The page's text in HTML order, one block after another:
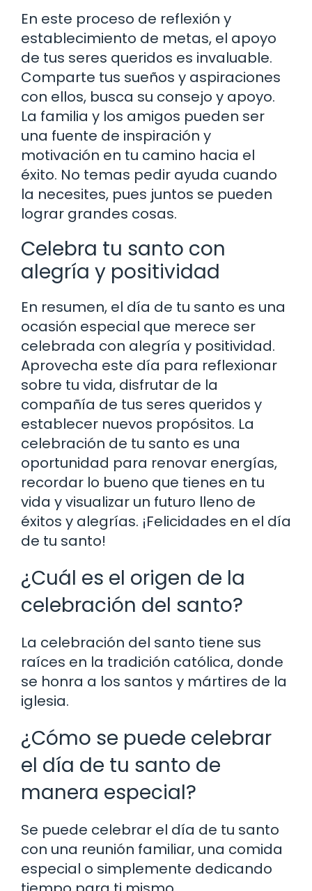
En este proceso de reflexión y
establecimiento de metas, el apoyo
de tus seres queridos es invaluable.
Comparte tus sueños y aspiraciones
con ellos, busca su consejo y apoyo.
La familia y los amigos pueden ser
una fuente de inspiración y
motivación en tu camino hacia el
éxito. No temas pedir ayuda cuando
la necesites, pues juntos se pueden
lograr grandes cosas.
Celebra tu santo con
alegría y positividad
En resumen, el día de tu santo es una
ocasión especial que merece ser
celebrada con alegría y positividad.
Aprovecha este día para reflexionar
sobre tu vida, disfrutar de la
compañía de tus seres queridos y
establecer nuevos propósitos. La
celebración de tu santo es una
oportunidad para renovar energías,
recordar lo bueno que tienes en tu
vida y visualizar un futuro lleno de
éxitos y alegrías. ¡Felicidades en el día
de tu santo!
¿Cuál es el origen de la
celebración del santo?
La celebración del santo tiene sus
raíces en la tradición católica, donde
se honra a los santos y mártires de la
iglesia.
¿Cómo se puede celebrar
el día de tu santo de
manera especial?
Se puede celebrar el día de tu santo
con una reunión familiar, una comida
especial o simplemente dedicando